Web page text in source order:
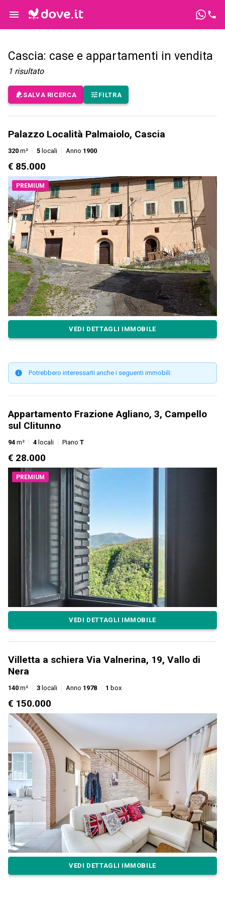
Cascia: case e appartamenti in vendita
1 risultato
SALVA RICERCA FILTRA
Palazzo Località Palmaiolo, Cascia
320 m² 5 locali Anno 1900
€ 85.000
PREMIUM
VEDI DETTAGLI IMMOBILE
Potrebbero interessarti anche i seguenti immobili:
Appartamento Frazione Agliano, 3, Campello
sul Clitunno
94 m² 4 locali Piano T
€ 28.000
PREMIUM
VEDI DETTAGLI IMMOBILE
Villetta a schiera Via Valnerina, 19, Vallo di
Nera
140 m² 3 locali Anno 1978 1 box
€ 150.000
VEDI DETTAGLI IMMOBILE